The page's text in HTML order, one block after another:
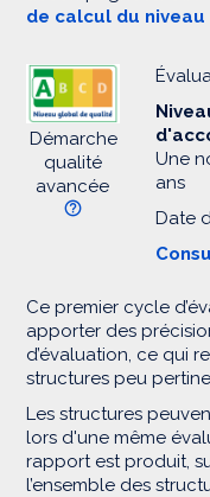
de calcul du
Démarche
qualité
avancée
Une
ans
Date
Ce premier cycle
apporter des
d’évaluation, ce qui
structures peu
Les structures
lors d'une même
rapport est produit,
l’ensemble des